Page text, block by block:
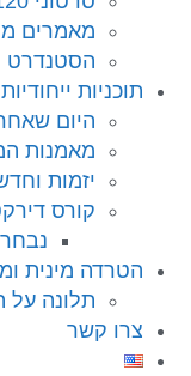
מאמרים
הסטנדרט
תוכניות ייחודיות
היום
מאמנות
יזמות
קורס
הטרדה מינית
תלונה על
צרו קשר